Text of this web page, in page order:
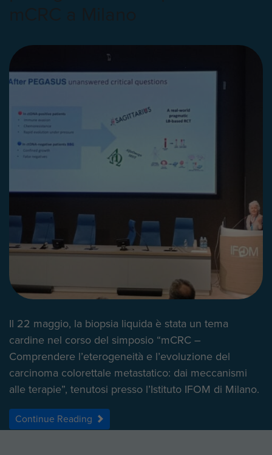
Il 22 maggio, la biopsia liquida è stata un tema
cardine nel corso del simposio “mCRC –
Comprendere l’eterogeneità e l’evoluzione del
carcinoma colorettale metastatico: dai meccanismi
alle terapie”, tenutosi presso l’Istituto IFOM di Milano.
Continue Reading